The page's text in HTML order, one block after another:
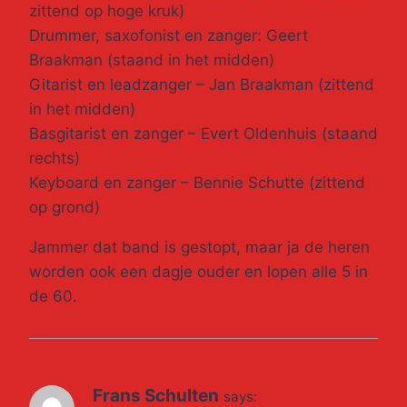
zittend op hoge kruk)
Drummer, saxofonist en zanger: Geert
Braakman (staand in het midden)
Gitarist en leadzanger – Jan Braakman (zittend
in het midden)
Basgitarist en zanger – Evert Oldenhuis (staand
rechts)
Keyboard en zanger – Bennie Schutte (zittend
op grond)
Jammer dat band is gestopt, maar ja de heren
worden ook een dagje ouder en lopen alle 5 in
de 60.
Frans Schulten says: